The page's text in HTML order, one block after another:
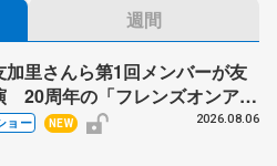
週間
加里さんら第1回メンバーが友
20周年の「フレンズオンアイ
本賢二さん、有川梨絵さん、
ョー NEW 2026.08.06